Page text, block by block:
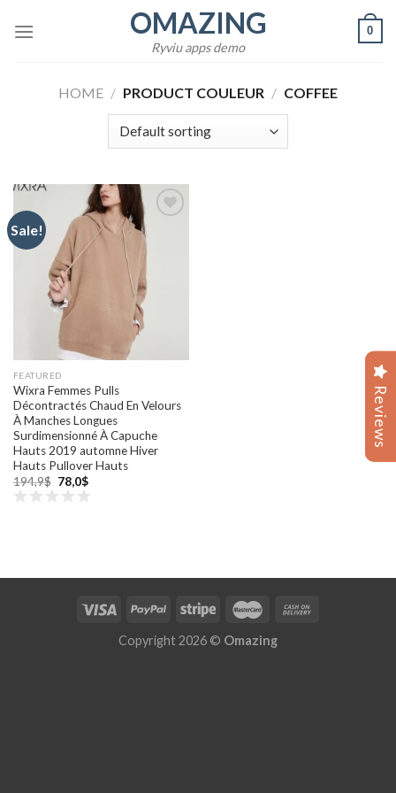
OMAZING
Ryviu apps demo
0
HOME / PRODUCT COULEUR / COFFEE
Sale!
FEATURED
Wixra Femmes Pulls
Décontractés Chaud En Velours
À Manches Longues
Surdimensionné À Capuche
Hauts 2019 automne Hiver
Hauts Pullover Hauts
194,9$ Original
price
was:
78,0$Current
price
is:
Copyright 2026 © Omazing
Reviews
Reviews